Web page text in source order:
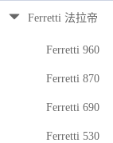
Ferretti 法拉帝
Ferretti 960
Ferretti 870
Ferretti 690
Ferretti 530